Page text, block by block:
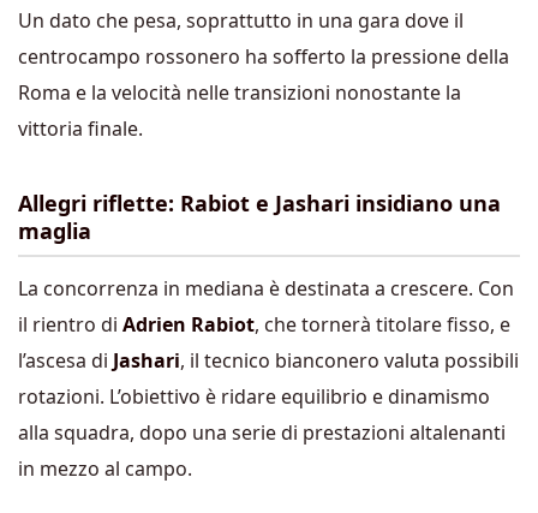
Un dato che pesa, soprattutto in una gara dove il
centrocampo rossonero ha sofferto la pressione della
Roma e la velocità nelle transizioni nonostante la
vittoria finale.
Allegri riflette: Rabiot e Jashari insidiano una
maglia
La concorrenza in mediana è destinata a crescere. Con
il rientro di Adrien Rabiot, che tornerà titolare fisso, e
l’ascesa di Jashari, il tecnico bianconero valuta possibili
rotazioni. L’obiettivo è ridare equilibrio e dinamismo
alla squadra, dopo una serie di prestazioni altalenanti
in mezzo al campo.